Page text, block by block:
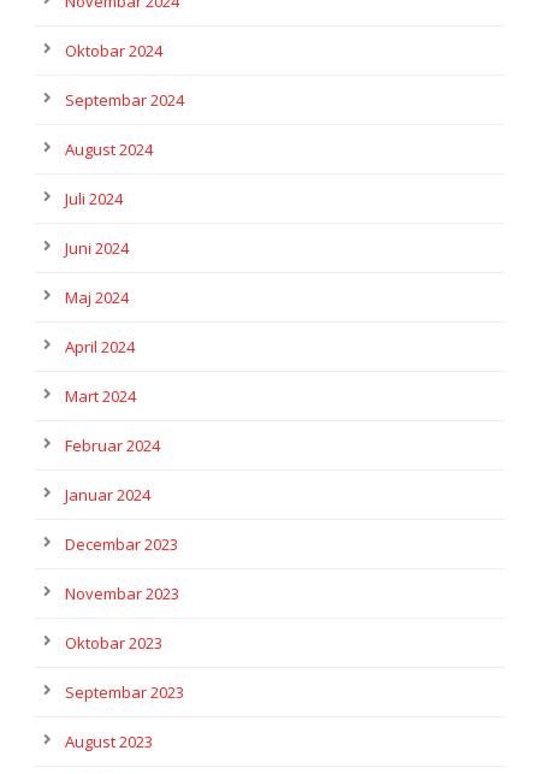
Oktobar 2024
Septembar 2024
August 2024
Juli 2024
Juni 2024
Maj 2024
April 2024
Mart 2024
Februar 2024
Januar 2024
Decembar 2023
Novembar 2023
Oktobar 2023
Septembar 2023
August 2023